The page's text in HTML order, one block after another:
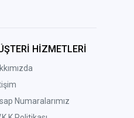
HİZMETLERİ
Numaralarımız